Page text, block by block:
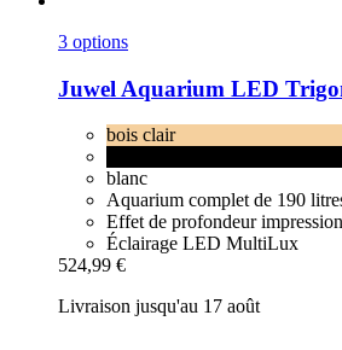
3 options
Juwel Aquarium LED
bois clair
blanc
Aquarium complet de 190
Effet de profondeur
Éclairage LED MultiLux
524,99 €
Livraison jusqu'au 17 août